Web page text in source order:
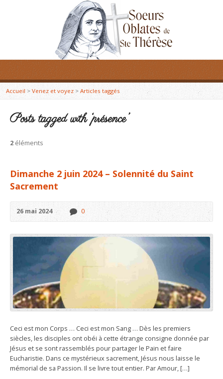
Accueil> Venez et voyez > Articles taggés
Posts tagged with ‘présence’
2 éléments
Dimanche 2 juin 2024 – Solennité du Saint
Sacrement
26 mai 2024 0
Ceci est mon Corps … Ceci est mon Sang … Dès les premiers
siècles, les disciples ont obéi à cette étrange consigne donnée par
Jésus et se sont rassemblés pour partager le Pain et faire
Eucharistie. Dans ce mystérieux sacrement, Jésus nous laisse le
mémorial de sa Passion. Il se livre tout entier. Par Amour, […]